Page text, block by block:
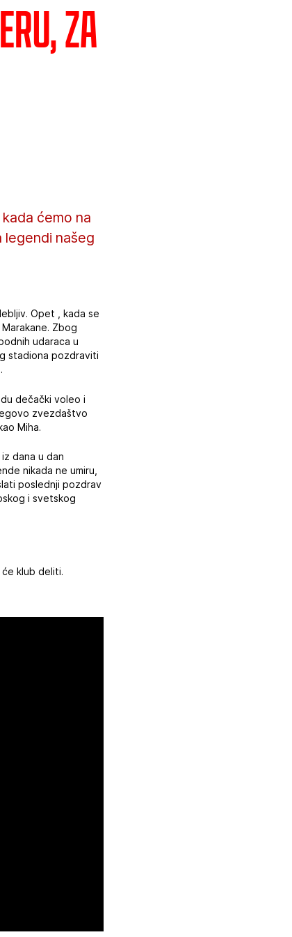
za
ćemo na
legendi našeg
Opet , kada se
Zbog
udaraca u
stadiona pozdraviti
dečački voleo i
zvezdaštvo
Miha.
dana u dan
nikada ne umiru,
poslednji pozdrav
i svetskog
klub deliti.